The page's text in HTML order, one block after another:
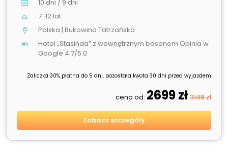
10 dni / 9 dni
7-12 lat
Polska | Bukowina Tatrzańska
Hotel „Stasinda” z wewnętrznym basenem Opinia w
Google 4.7/5.0
Zaliczka 30% płatna do 5 dni, pozostała kwota 30 dni przed wyjazdem
cena od: 2699 zł3149 zł
Zobacz szczegóły